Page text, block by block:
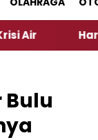
Harga Pertamax
Bulu